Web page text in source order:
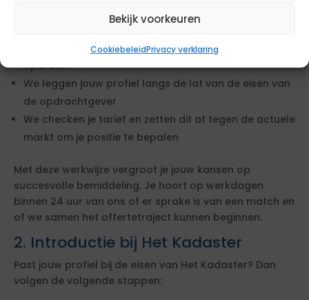
Bekijk voorkeuren
CookiebeleidPrivacy verklaring
direct met het beoordelen van een mogelijke match.
We bekijken of jouw ervaring en cv aansluiten bij de
opdracht
We leggen jouw profiel langs de lat van de eisen van
de opdrachtgever
We checken je tarief en zetten dit af tegen de actuele
markt om je positie te bepalen
Met deze werkwijze vergroot je jouw kansen op
succesvolle bemiddeling. Je hoort op werkdagen
binnen 24 uur van ons of er sprake is van een match en
of we samen het offertetraject kunnen beginnen.
2. Introductie bij Het Kadaster
Past jouw profiel bij de eisen van Het Kadaster? Dan
volgen de volgende stappen: